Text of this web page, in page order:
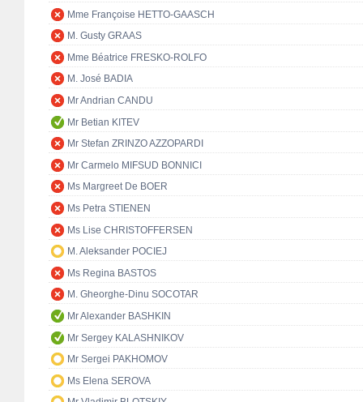
Mme Françoise HETTO-GAASCH
M. Gusty GRAAS
Mme Béatrice FRESKO-ROLFO
M. José BADIA
Mr Andrian CANDU
Mr Betian KITEV
Mr Stefan ZRINZO AZZOPARDI
Mr Carmelo MIFSUD BONNICI
Ms Margreet De BOER
Ms Petra STIENEN
Ms Lise CHRISTOFFERSEN
M. Aleksander POCIEJ
Ms Regina BASTOS
M. Gheorghe-Dinu SOCOTAR
Mr Alexander BASHKIN
Mr Sergey KALASHNIKOV
Mr Sergei PAKHOMOV
Ms Elena SEROVA